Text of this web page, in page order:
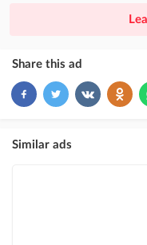
ad placement above VIP +
VIP
ad placement above free ads
Share this ad
Similar ads